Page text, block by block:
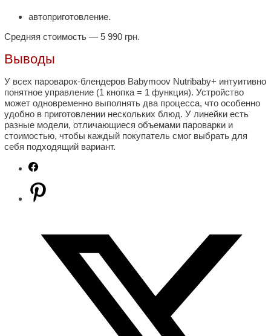
автоприготовление.
Средняя стоимость — 5 990 грн.
Выводы
У всех пароварок-блендеров Babymoov Nutribaby+ интуитивно
понятное управление (1 кнопка = 1 функция). Устройство
может одновременно выполнять два процесса, что особенно
удобно в приготовлении нескольких блюд. У линейки есть
разные модели, отличающиеся объемами пароварки и
стоимостью, чтобы каждый покупатель смог выбрать для
себя подходящий вариант.